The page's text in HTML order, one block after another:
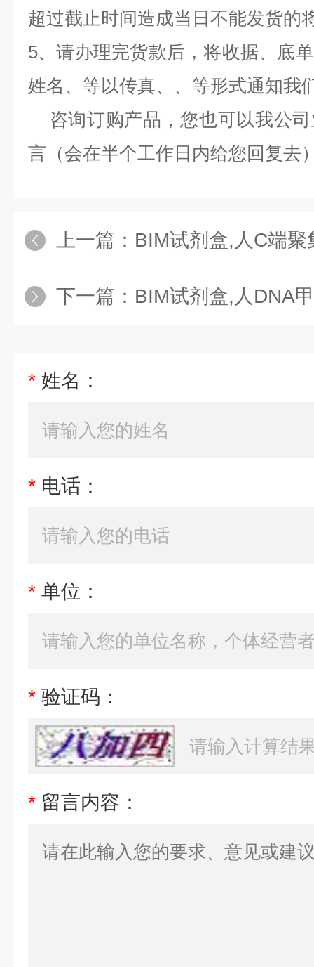
超过截止时间造成当日不能发货的
5、请办理完货款后，将收据、底
姓名、等以传真、、等形式通知我
咨询订购产品，您也可以我公
言（会在半个工作日内给您回复去
上一篇： BIM试剂盒,人C端聚集蛋白
下一篇： BIM试剂盒,人DNA甲基转移酶
* 姓名：
* 电话：
* 单位：
* 验证码：
* 留言内容：